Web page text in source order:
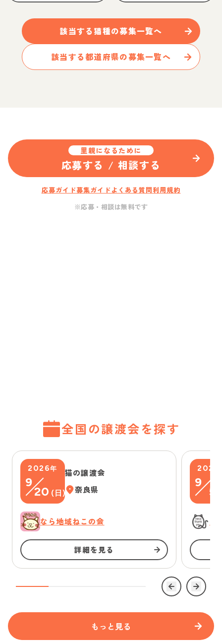
該当する 猫種の募集一覧へ
該当する都道府県の募集一覧へ
里親になるために
応募する / 相談する
応募ガイド募集ガイド よくある質問利用規約
※応募・相談は無料です
全国の譲渡会を探す
2026年
9
20 ( 日)
猫の譲渡会
奈良県
なら地域ねこの会
詳細を見る
2026
9
5
もっと見る